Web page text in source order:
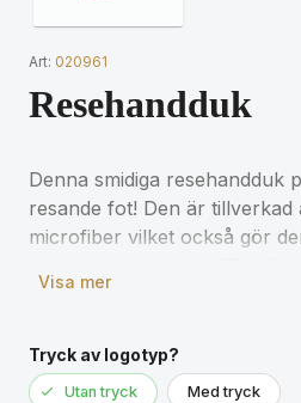
Art: 020961
Resehandduk
Denna smidiga resehandduk
resande fot! Den är
microfiber vilket också gör
användning.
80% polyester, 20% polyamid
Visa mer
Tryck av logotyp?
Utan tryck Med tryck